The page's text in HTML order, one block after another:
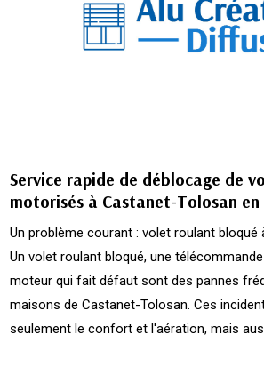
Service rapide de déblocage de
motorisés à Castanet-Tolosan
Un problème courant : volet roulant bloqué
Un volet roulant bloqué, une
moteur qui fait défaut sont des pannes
maisons de Castanet-Tolosan. Ces
seulement le confort et l'aération, mais